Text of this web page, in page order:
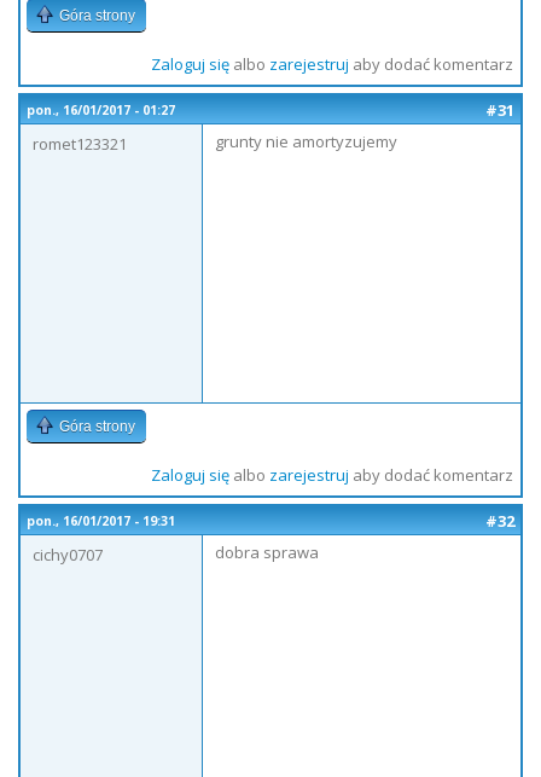
Góra strony
Zaloguj sięalbo zarejestruj aby dodać komentarz
pon., 16/01/2017 - 01:27
#31
romet123321
grunty nie amortyzujemy
Góra strony
Zaloguj sięalbo zarejestruj aby dodać komentarz
pon., 16/01/2017 - 19:31
#32
cichy0707
dobra sprawa